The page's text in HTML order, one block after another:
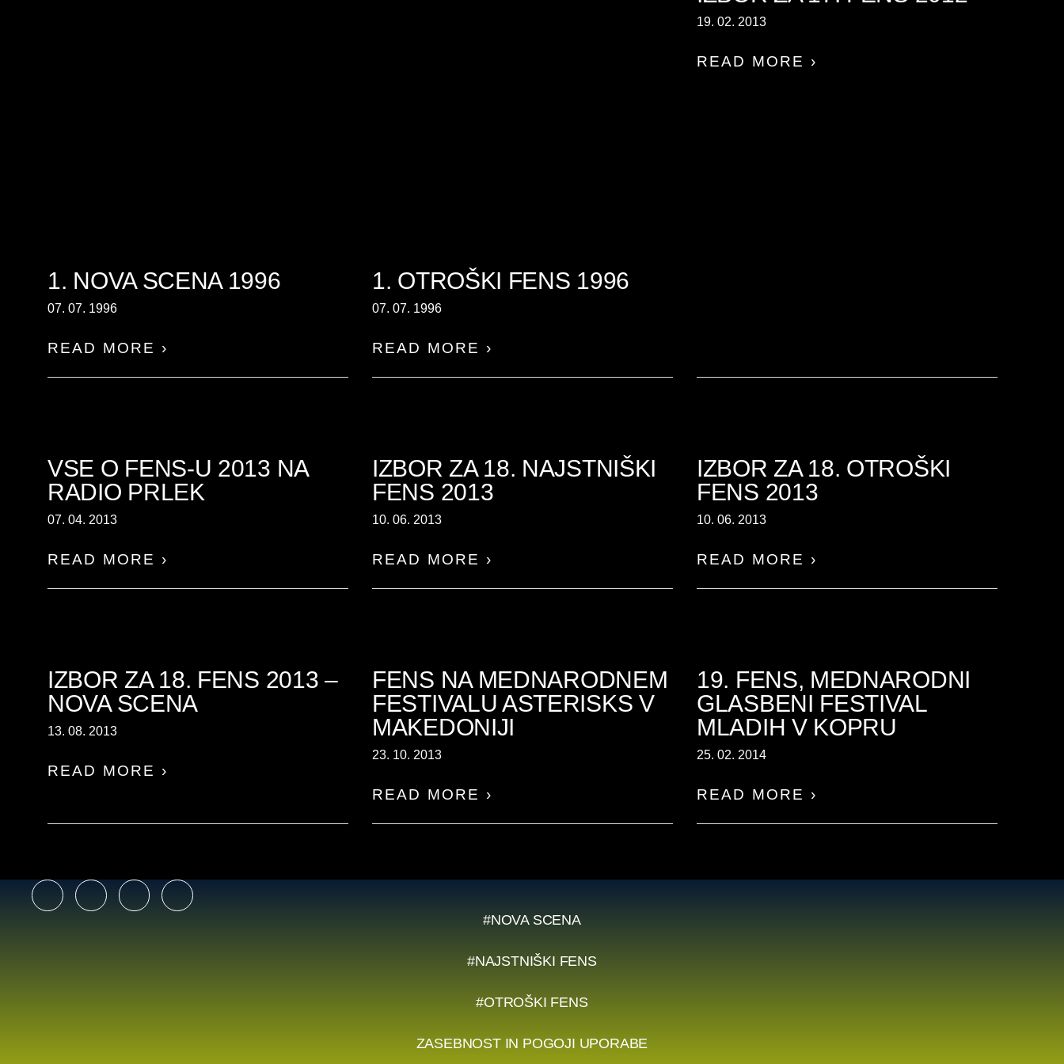
1. NOVA SCENA 1996
07. 07. 1996
READ MORE ›
1. OTROŠKI FENS 1996
07. 07. 1996
READ MORE ›
19. 02. 2013
READ MORE ›
VSE O FENS-U 2013 NA
RADIO PRLEK
07. 04. 2013
READ MORE ›
IZBOR ZA 18. NAJSTNIŠKI
FENS 2013
10. 06. 2013
READ MORE ›
IZBOR ZA 18. OTROŠKI
FENS 2013
10. 06. 2013
READ MORE ›
IZBOR ZA 18. FENS 2013 –
NOVA SCENA
13. 08. 2013
READ MORE ›
FENS NA MEDNARODNEM
FESTIVALU ASTERISKS V
MAKEDONIJI
23. 10. 2013
READ MORE ›
19. FENS, MEDNARODNI
GLASBENI FESTIVAL
MLADIH V KOPRU
25. 02. 2014
READ MORE ›
#NOVA SCENA
#NAJSTNIŠKI FENS
#OTROŠKI FENS
ZASEBNOST IN POGOJI UPORABE